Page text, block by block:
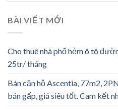
BÀI VIẾT MỚI
Cho thuê nhà phố hẻm ô tô
25tr/ tháng
Bán căn hộ Ascentia, 77m2,
bán gấp, giá siêu tốt. Cam kết